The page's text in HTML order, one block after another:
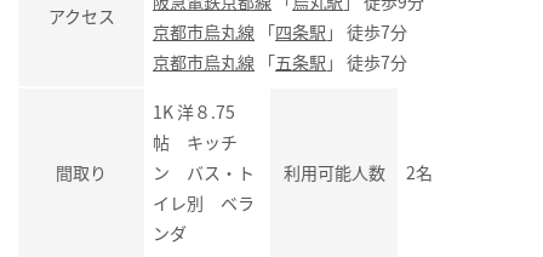
アクセス
京都市烏丸線 「四条駅 」 徒歩7分
京都市烏丸線 「五条駅 」 徒歩7分
間取り
1K 洋８.75
帖 キッチ
ン バス・ト
イレ別 ベラ
ンダ
利用可能人数 2名